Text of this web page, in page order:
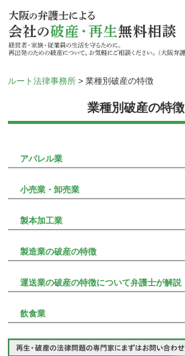
ルート法律事務所 >業種別破産の特徴
業種別破産の特徴
アパレル業
小売業・卸売業
製本加工業
製造業の破産の特徴
運送業の破産の特徴について弁護士が解説
飲食業